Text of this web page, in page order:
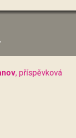
, příspěvková